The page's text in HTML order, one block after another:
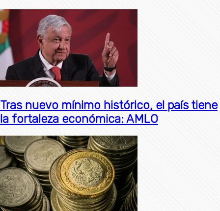
Tras nuevo mínimo histórico, el país tiene
la fortaleza económica: AMLO